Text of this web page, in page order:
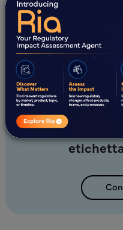
operative.
Fornire supporto
cambiamenti normativi
Riduci il tuo
mercato